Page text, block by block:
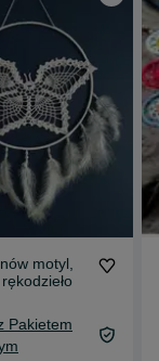
motyl,
Pakietem